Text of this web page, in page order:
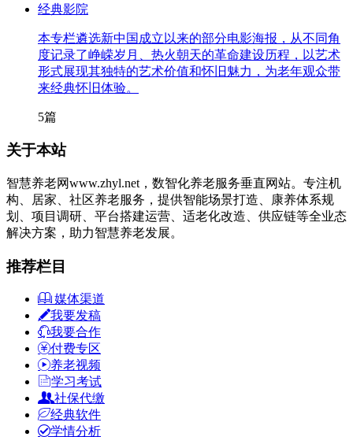
经典影院
本专栏遴选新中国成立以来的部分电影海报，从不同角
度记录了峥嵘岁月、热火朝天的革命建设历程，以艺术
形式展现其独特的艺术价值和怀旧魅力，为老年观众带
来经典怀旧体验。
5篇
关于本站
智慧养老网www.zhyl.net，数智化养老服务垂直网站。专注机
构、居家、社区养老服务，提供智能场景打造、康养体系规
划、项目调研、平台搭建运营、适老化改造、供应链等全业态
解决方案，助力智慧养老发展。
推荐栏目
媒体渠道
我要发稿
我要合作
付费专区
养老视频
学习考试
社保代缴
经典软件
学情分析